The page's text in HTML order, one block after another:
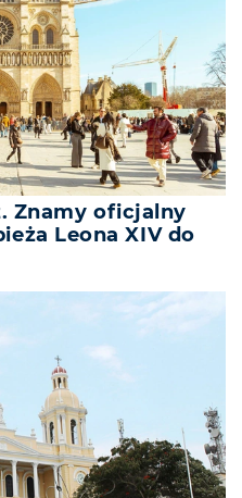
Znamy oficjalny
Leona XIV do